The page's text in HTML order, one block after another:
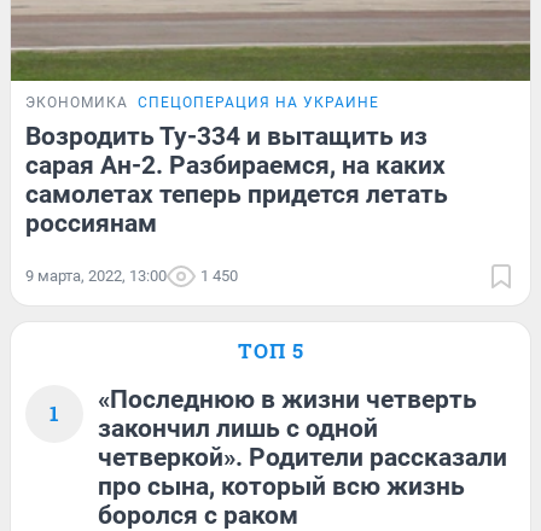
ЭКОНОМИКА СПЕЦОПЕРАЦИЯ НА УКРАИНЕ
Возродить Ту-334 и вытащить из
сарая Ан-2. Разбираемся, на каких
самолетах теперь придется летать
россиянам
9 марта, 2022, 13:00 1 450
ТОП 5
1
«Последнюю в жизни четверть
закончил лишь с одной
четверкой». Родители рассказали
про сына, который всю жизнь
боролся с раком